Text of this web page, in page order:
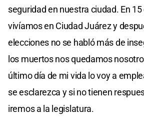
seguridad en nuestra ciudad. En
vivíamos en Ciudad Juárez y
elecciones no se habló más de
los muertos nos quedamos
último día de mi vida lo voy a
se esclarezca y si no tienen
iremos a la legislatura.